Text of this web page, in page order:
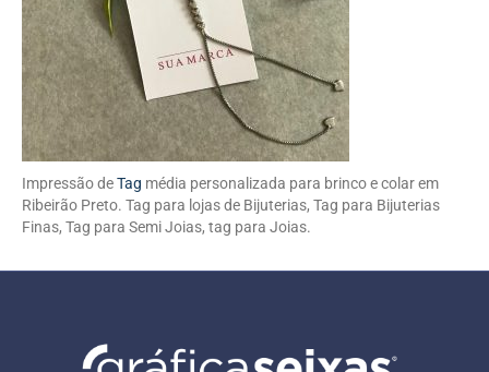
Impressão deTag média personalizada para brinco e colar em
Ribeirão Preto. Tag para lojas de Bijuterias, Tag para Bijuterias
Finas, Tag para Semi Joias, tag para Joias.